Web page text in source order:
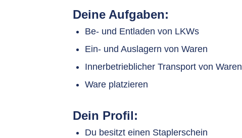
Deine Aufgaben:
Be- und Entladen von LKWs
Ein- und Auslagern von Waren
Innerbetrieblicher Transport von Waren
Ware platzieren
Dein Profil:
Du besitzt einen Staplerschein